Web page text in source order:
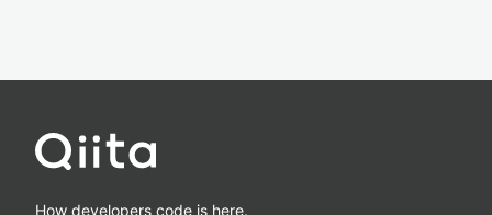
How developers code is here.